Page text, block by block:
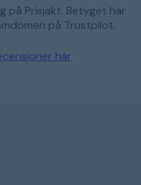
på Prisjakt. Betyget här
på Trustpilot.
här